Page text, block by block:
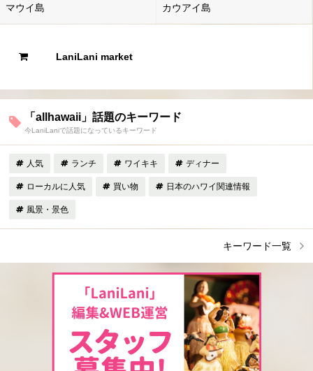
マウイ島 カウアイ島
LaniLani market
「allhawaii」話題のキーワード
今LaniLaniで話題になっているキーワード
人気 ランチ ワイキキ ディナー
ローカルに人気 買い物 日本のハワイ関連情報
風景・景色
キーワード一覧